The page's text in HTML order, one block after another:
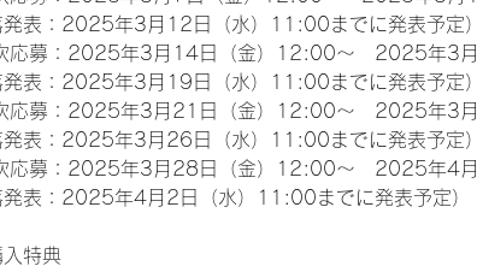
発表：2025年3月12日（水）11:00までに発表予定）
応募：2025年3月14日（金）12:00～　2025年3
発表：2025年3月19日（水）11:00までに発表予定）
応募：2025年3月21日（金）12:00～　2025年3
発表：2025年3月26日（水）11:00までに発表予定）
応募：2025年3月28日（金）12:00～　2025年4
発表：2025年4月2日（水）11:00までに発表予定）
特典